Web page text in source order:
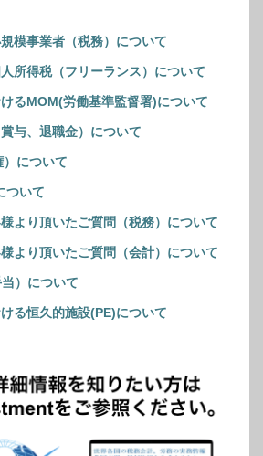
模事業者（税務）について
所得税（フリーランス）について
るMOM(労働基準監督署)について
与、退職金）について
について
ついて
より頂いたご質問（税務）について
より頂いたご質問（会計）について
）について
る恒久的施設(PE)について